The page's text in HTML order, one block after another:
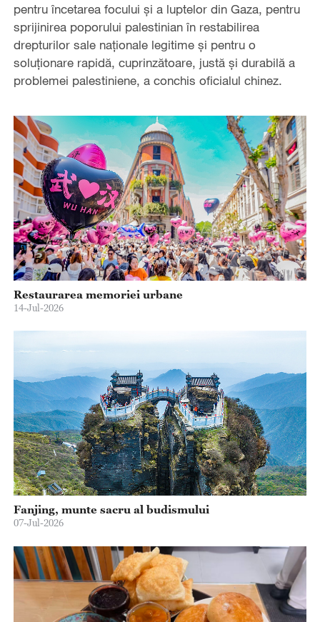
pentru încetarea focului și a luptelor din Gaza, pentru
sprijinirea poporului palestinian în restabilirea
drepturilor sale naționale legitime și pentru o
soluționare rapidă, cuprinzătoare, justă și durabilă a
problemei palestiniene, a conchis oficialul chinez.
Restaurarea memoriei urbane
14-Jul-2026
Fanjing, munte sacru al budismului
07-Jul-2026